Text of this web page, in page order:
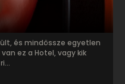
és mindössze egyetlen
ez a Hotel, vagy kik